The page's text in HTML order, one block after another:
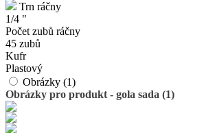
Trn ráčny
1/4 "
Počet zubů ráčny
45 zubů
Kufr
Plastový
Obrázky (1)
Obrázky pro produkt - gola sada (1)